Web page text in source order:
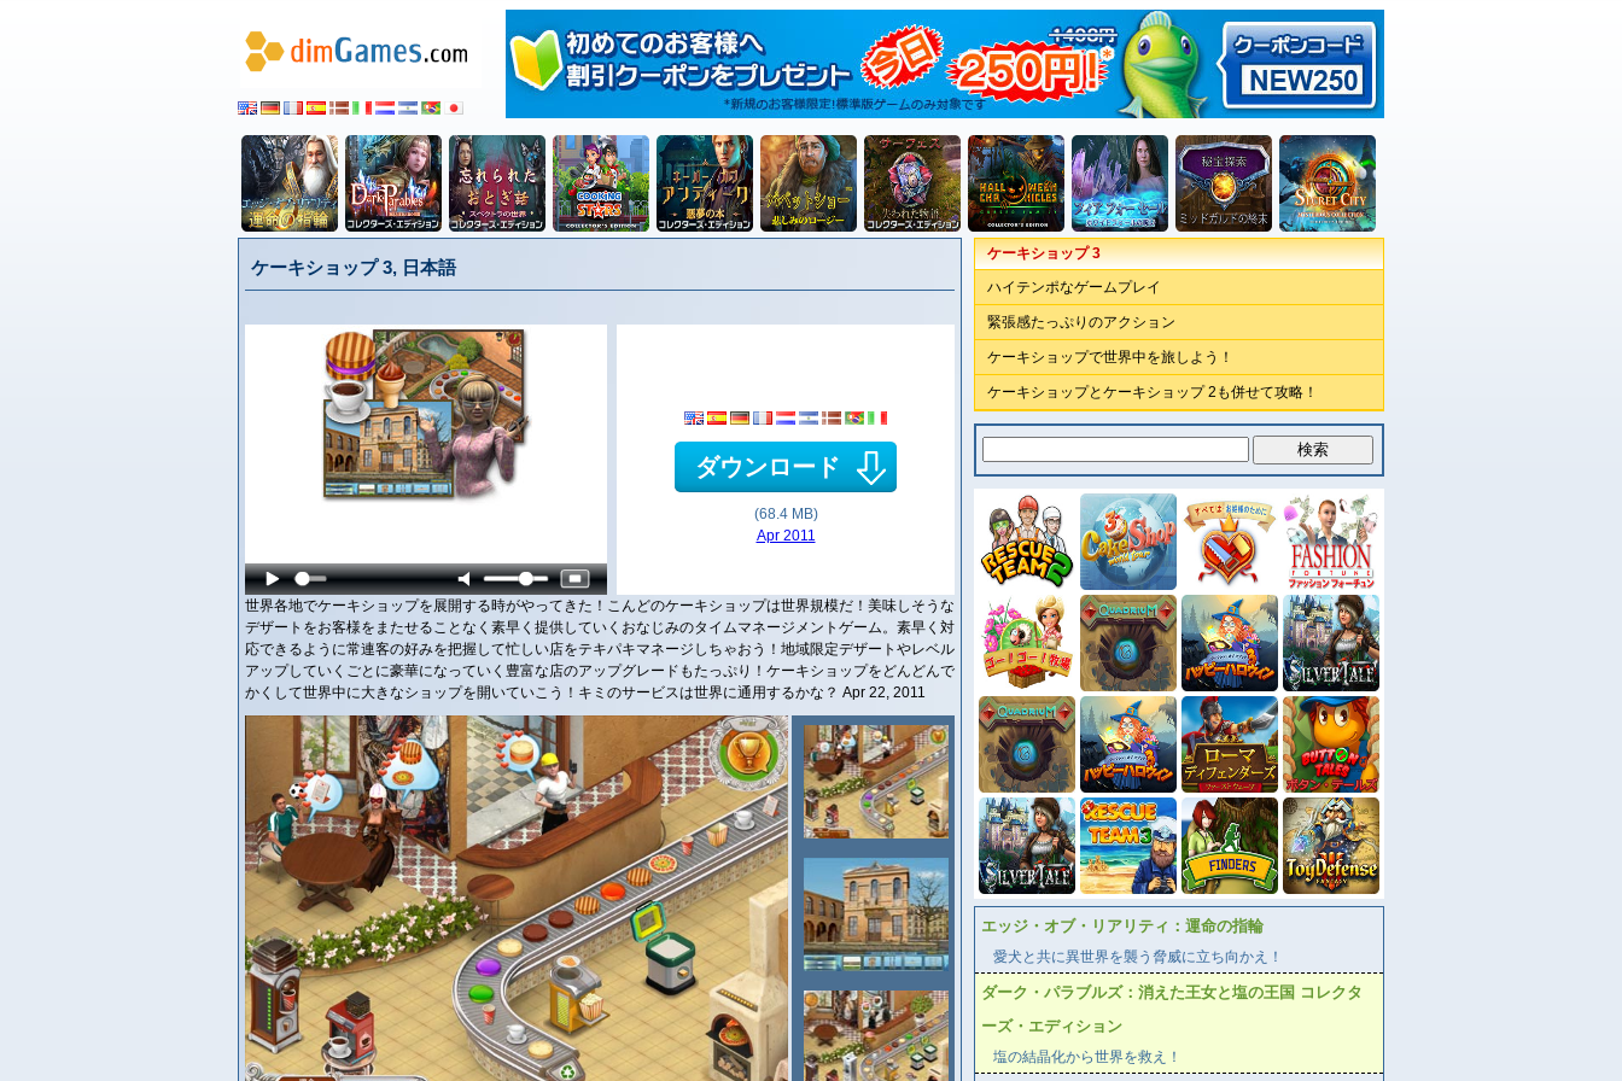
ケーキショップ 3, 日本語
ダウンロード
(68.4 MB)
Apr 2011
世界各地でケーキショップを展開する時がやってきた！こんどのケーキショップは世界規模だ！美味しそうな
デザートをお客様をまたせることなく素早く提供していくおなじみのタイムマネージメントゲーム。素早く対
応できるように常連客の好みを把握して忙しい店をテキパキマネージしちゃおう！地域限定デザートやレベル
アップしていくごとに豪華になっていく豊富な店のアップグレードもたっぷり！ケーキショップをどんどんで
かくして世界中に大きなショップを開いていこう！キミのサービスは世界に通用するかな？ Apr 22, 2011
ケーキショップ 3
ハイテンポなゲームプレイ
緊張感たっぷりのアクション
ケーキショップで世界中を旅しよう！
ケーキショップとケーキショップ 2も併せて攻略！
エッジ・オブ・リアリティ：運命の指輪
愛犬と共に異世界を襲う脅威に立ち向かえ！
ダーク・パラブルズ：消えた王女と塩の王国 コレクタ
ーズ・エディション
塩の結晶化から世界を救え！